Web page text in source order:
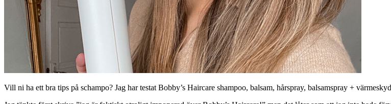
Vill ni ha ett bra tips på schampo? Jag har testat Bobby’s Haircare shampoo, balsam, hårspray, balsamspray +